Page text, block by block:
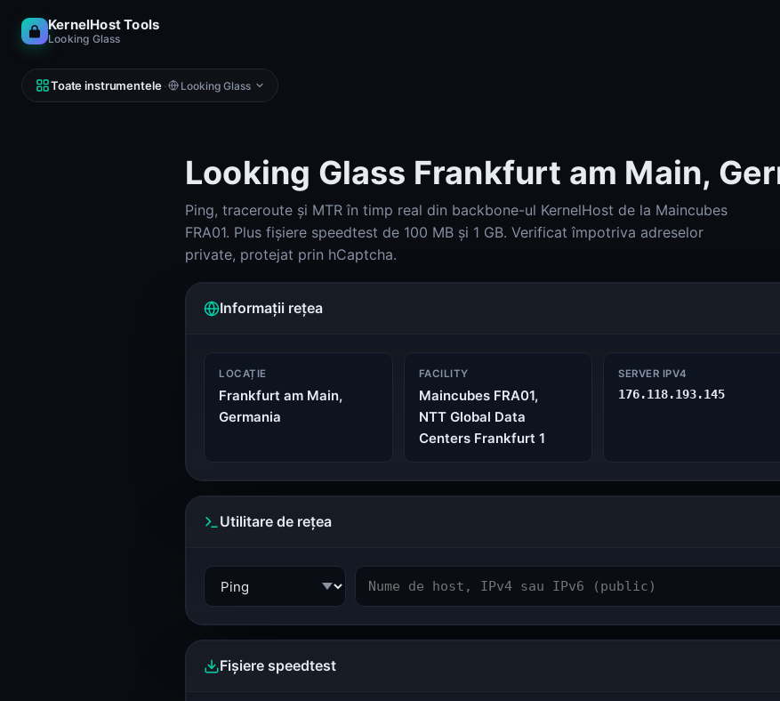
KernelHost Tools
Looking Glass
Toate instrumentele · Looking Glass
Calculator de subrețele (IPv4 și IPv6)
Calculator de subrețele
SSL Checker (certificate, lanț, expirare)
HTTP Header Inspector (răspuns, securitate, redirecționări)
HTTP Header Inspector
JWT Decoder (Header, Payload, Signature)
JWT Decoder
Looking Glass Frankfurt am Main,
Ping, traceroute și MTR în timp real din backbone-ul KernelHost de la Maincubes
FRA01. Plus fișiere speedtest de 100 MB și 1 GB. Verificat împotriva adreselor
private, protejat prin hCaptcha.
Informații rețea
LOCAȚIE
Frankfurt am Main,
Germania
FACILITY
Maincubes FRA01,
NTT Global Data
Centers Frankfurt 1
SERVER IPV4
176.118.193.145
Utilitare de rețea
Fișiere speedtest